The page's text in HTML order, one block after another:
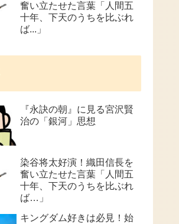
奮い立たせた言葉「人間五
十年、下天のうちを比ぶれ
ば...」
『永訣の朝』に見る宮沢賢
治の「銀河」思想
染谷将太好演！織田信長を
奮い立たせた言葉「人間五
十年、下天のうちを比ぶれ
ば…」
キングダム好きは必見！始